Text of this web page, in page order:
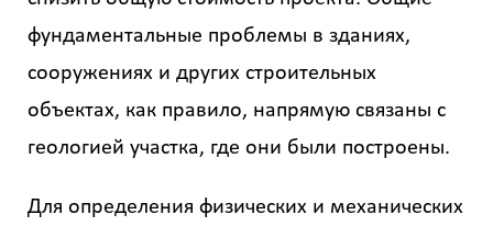
фундаментальные проблемы в зданиях,
сооружениях и других строительных
объектах, как правило, напрямую связаны с
геологией участка, где они были построены.
Для определения физических и механических